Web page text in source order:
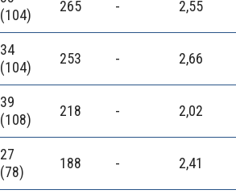
(104)
265 - 2,55
34
(104)
253 - 2,66
39
(108)
218 - 2,02
27
(78)
188 - 2,41